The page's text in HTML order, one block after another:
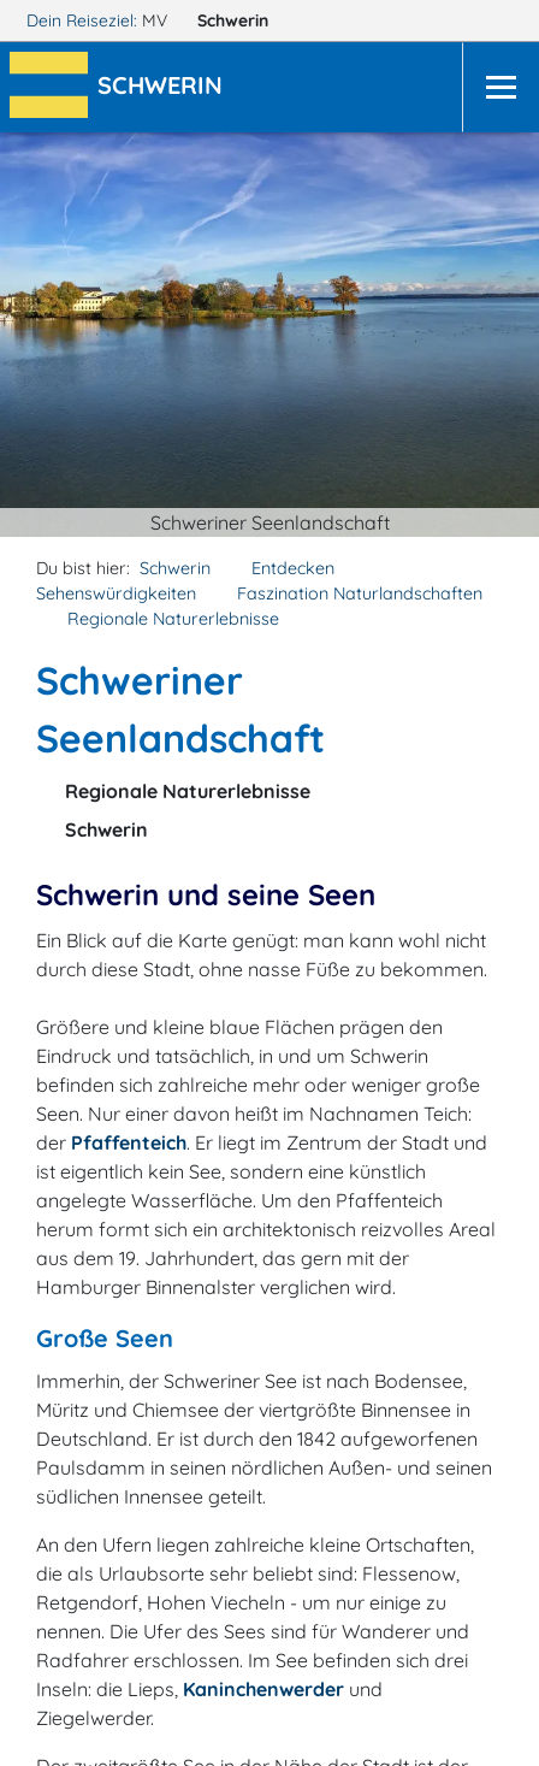
Dein Reiseziel: MV Schwerin
SCHWERIN
Schweriner Seenlandschaft
Du bist hier: Schwerin
Entdecken
Sehenswürdigkeiten
Faszination Naturlandschaften
Regionale Naturerlebnisse
Schweriner
Seenlandschaft
Regionale Naturerlebnisse
Schwerin
Schwerin und seine Seen
Ein Blick auf die Karte genügt: man kann wohl nicht
durch diese Stadt, ohne nasse Füße zu bekommen.
Größere und kleine blaue Flächen prägen den
Eindruck und tatsächlich, in und um Schwerin
befinden sich zahlreiche mehr oder weniger große
Seen. Nur einer davon heißt im Nachnamen Teich:
der Pfaffenteich. Er liegt im Zentrum der Stadt und
ist eigentlich kein See, sondern eine künstlich
angelegte Wasserfläche. Um den Pfaffenteich
herum formt sich ein architektonisch reizvolles Areal
aus dem 19. Jahrhundert, das gern mit der
Hamburger Binnenalster verglichen wird.
Große Seen
Immerhin, der Schweriner See ist nach Bodensee,
Müritz und Chiemsee der viertgrößte Binnensee in
Deutschland. Er ist durch den 1842 aufgeworfenen
Paulsdamm in seinen nördlichen Außen- und seinen
südlichen Innensee geteilt.
An den Ufern liegen zahlreiche kleine Ortschaften,
die als Urlaubsorte sehr beliebt sind: Flessenow,
Retgendorf, Hohen Viecheln - um nur einige zu
nennen. Die Ufer des Sees sind für Wanderer und
Radfahrer erschlossen. Im See befinden sich drei
Inseln: die Lieps, Kaninchenwerder und
Ziegelwerder.